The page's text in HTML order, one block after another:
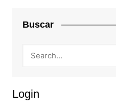
Buscar
Login